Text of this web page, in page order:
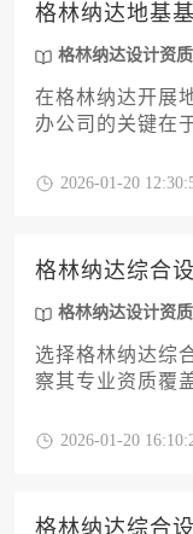
格林纳达地基
格林纳达设计资
在格林纳达开展
办公司的关键在
备建筑资质全流
2026-01-20
格林纳达综合
格林纳达设计资
选择格林纳达综
察其专业资质覆
比和实地考察作
2026-01-20
格林纳达综合